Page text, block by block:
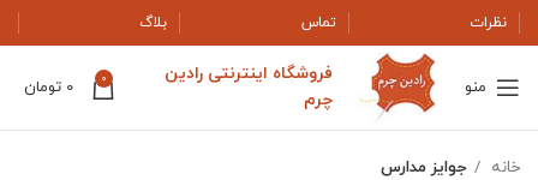
نظرات تماس بلاگ
منو
فروشگاه اینترنتی رادین
چرم
0
0 تومان
خانه جوایز مدارس